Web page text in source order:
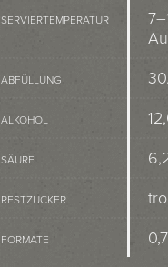
SERVIERTEMPERATUR
ABFÜLLUNG
ALKOHOL
SÄURE
RESTZUCKER
FORMATE